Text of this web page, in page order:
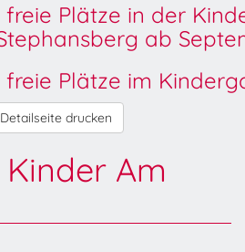
freie Plätze in der
ab
freie Plätze im
Detailseite drucken
Am